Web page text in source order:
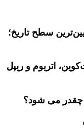
سطح تاریخ؛
اتریوم و ریپل